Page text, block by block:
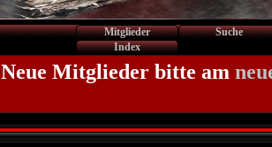
Mitglieder
Suche
Index
Neue Mitglieder bitte am